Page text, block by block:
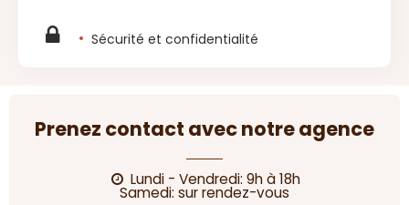
Sécurité et confidentialité
Prenez contact avec notre agence
Lundi - Vendredi: 9h à 18h
Samedi: sur rendez-vous